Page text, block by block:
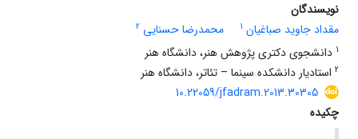
نویسندگان
مقداد جاوید صباغیان 1 محمدرضا حسنایی 2
1 دانشجوی دکتری پژوهش هنر، دانشگاه هنر
2 استادیار دانشکده سینما – تئاتر، دانشگاه هنر
10.22059/jfadram.2013.30305
چکیده